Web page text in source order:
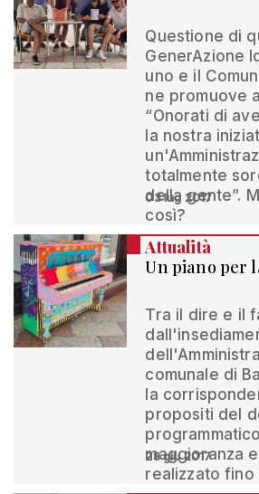
Questione di
GenerAzione
uno e il
ne promuove
“Onorati di
la nostra
totalmente
della gente”.
così?
03 lug 2017
Attualità
Un piano per
Tra il dire e il
comunale di
la
propositi del
maggioranza
realizzato fino
28 giu 2017